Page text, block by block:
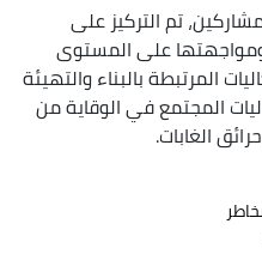
تم التركيز على
على المستوى
بالبناء والتهيئة
المجتمع في الوقاية من
الغابات.